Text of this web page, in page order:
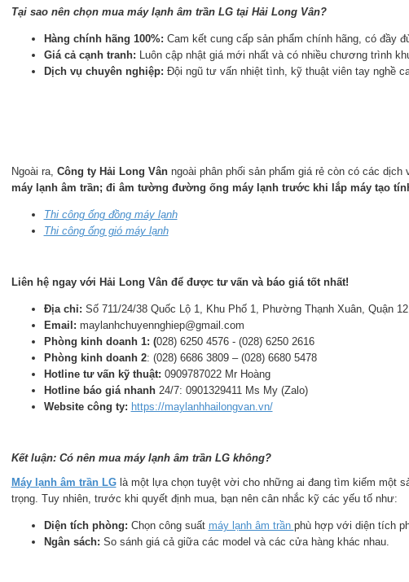
Tại sao nên chọn mua máy lạnh âm trần LG tại Hải Long Vân?
Hàng chính hãng 100%: Cam kết cung cấp sản phẩm chính hãng, có đầy
Giá cả cạnh tranh: Luôn cập nhật giá mới nhất và có nhiều chương trình
Dịch vụ chuyên nghiệp: Đội ngũ tư vấn nhiệt tình, kỹ thuật viên tay nghề
Ngoài ra, Công ty Hải Long Vânngoài phân phối sản phẩm giá rẻ còn có các dịch
máy lạnh âm trần; đi âm tường đường ống máy lạnh trước khi lắp máy tạo
Thi công ống đồng máy lạnh
Thi công ống gió máy lạnh
Liên hệ ngay với Hải Long Vân để được tư vấn và báo giá tốt nhất!
Địa chỉ: Số 711/24/38 Quốc Lộ 1, Khu Phố 1, Phường Thạnh Xuân, Quận
Email: maylanhchuyennghiep@gmail.com
Phòng kinh doanh 1: (028) 6250 4576 - (028) 6250 2616
Phòng kinh doanh 2: (028) 6686 3809 – (028) 6680 5478
Hotline tư vấn kỹ thuật: 0909787022 Mr Hoàng
Hotline báo giá nhanh 24/7: 0901329411 Ms My (Zalo)
Website công ty: https://maylanhhailongvan.vn/
Kết luận: Có nên mua máy lạnh âm trần LG không?
Máy lạnh âm trần LGlà một lựa chọn tuyệt vời cho những ai đang tìm kiếm một
trọng. Tuy nhiên, trước khi quyết định mua, bạn nên cân nhắc kỹ các yếu tố như:
Diện tích phòng: Chọn công suất máy lạnh âm trần phù hợp với diện tích
Ngân sách: So sánh giá cả giữa các model và các cửa hàng khác nhau.